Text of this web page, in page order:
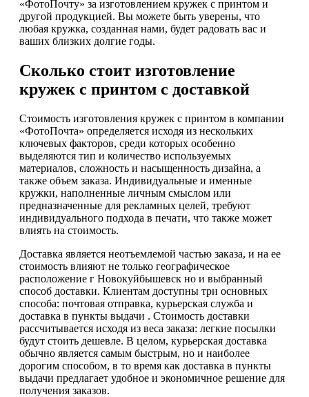
«ФотоПочту» за изготовлением кружек с принтом и
другой продукцией. Вы можете быть уверены, что
любая кружка, созданная нами, будет радовать вас и
ваших близких долгие годы.
Сколько стоит изготовление
кружек с принтом с доставкой
Стоимость изготовления кружек с принтом в компании
«ФотоПочта» определяется исходя из нескольких
ключевых факторов, среди которых особенно
выделяются тип и количество используемых
материалов, сложность и насыщенность дизайна, а
также объем заказа. Индивидуальные и именные
кружки, наполненные личным смыслом или
предназначенные для рекламных целей, требуют
индивидуального подхода в печати, что также может
влиять на стоимость.
Доставка является неотъемлемой частью заказа, и на ее
стоимость влияют не только географическое
расположение г Новокуйбышевск но и выбранный
способ доставки. Клиентам доступны три основных
способа: почтовая отправка, курьерская служба и
доставка в пункты выдачи . Стоимость доставки
рассчитывается исходя из веса заказа: легкие посылки
будут стоить дешевле. В целом, курьерская доставка
обычно является самым быстрым, но и наиболее
дорогим способом, в то время как доставка в пункты
выдачи предлагает удобное и экономичное решение для
получения заказов.